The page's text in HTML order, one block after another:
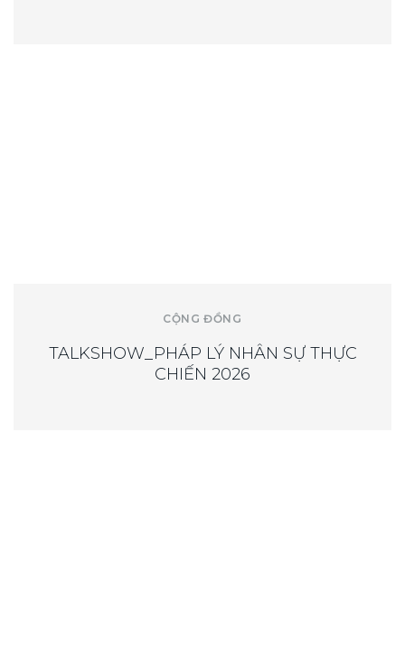
CỘNG ĐỒNG
TALKSHOW_PHÁP LÝ NHÂN SỰ THỰC
CHIẾN 2026